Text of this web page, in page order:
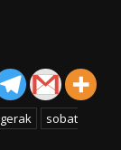
sobat